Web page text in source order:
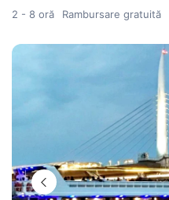
2 - 8 oră Rambursare gratuită